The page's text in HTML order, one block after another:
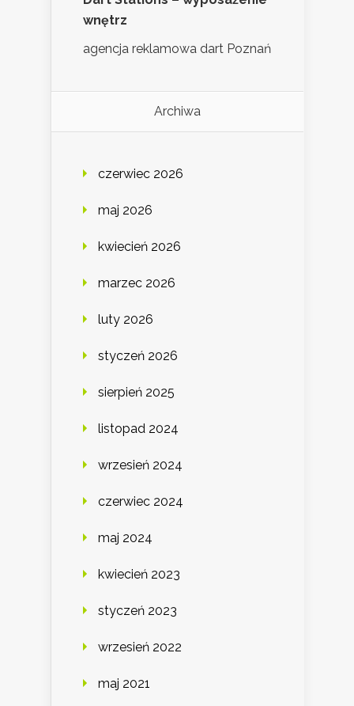
wnętrz
agencja reklamowa dart Poznań
Archiwa
czerwiec 2026
maj 2026
kwiecień 2026
marzec 2026
luty 2026
styczeń 2026
sierpień 2025
listopad 2024
wrzesień 2024
czerwiec 2024
maj 2024
kwiecień 2023
styczeń 2023
wrzesień 2022
maj 2021